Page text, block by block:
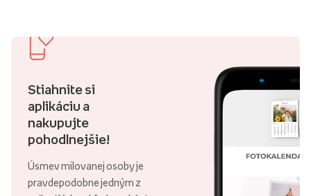
Stiahnite si
aplikáciu a
nakupujte
pohodlnejšie!
Úsmev milovanej osoby je
pravdepodobne jedným z